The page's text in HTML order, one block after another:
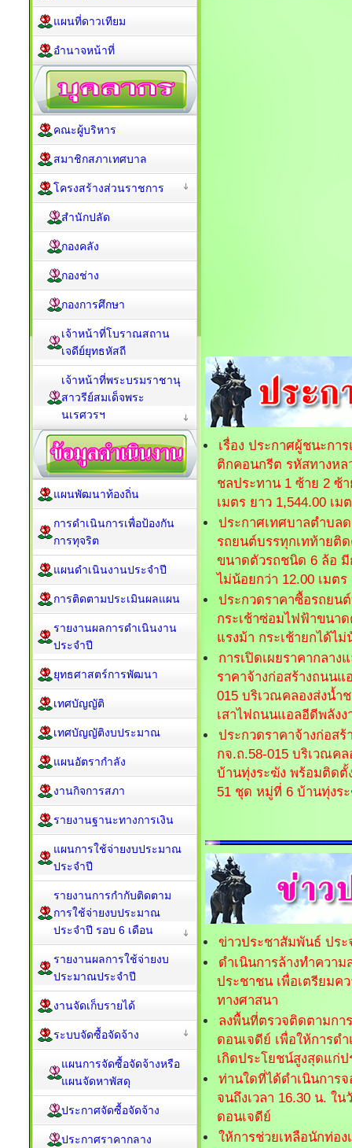
เรื่อง ประกาศผู้ชนะกา
ติกคอนกรีต รหัสทางหล
ชลประทาน 1 ซ้าย 2 ซ้
เมตร ยาว 1,544.00 เ
ประกาศเทศบาลตำบล
รถยนต์บรรทุกเทท้ายติ
ขนาดตัวรถชนิด 6 ล้อ มี
ไม่น้อยกว่า 12.00 เมต
ประกวดราคาซื้อรถยน
กระเช้าซ่อมไฟฟ้าขนา
แรงม้า กระเช้ายกได้ไ
การเปิดเผยราคากลา
ราคาจ้างก่อสร้างถนน
015 บริเวณคลองส่งน้ำ
เสาไฟถนนแอลอีดีพลัง
ประกวดราคาจ้างก่อส
กจ.ถ.58-015 บริเวณค
บ้านทุ่งระฆัง พร้อมติดตั้
51 ชุด หมู่ที่ 6 บ้านทุ่งร
ข่าวประชาสัมพันธ์ ประ
ดำเนินการล้างทำควา
ประชาชน เพื่อเตรียมค
ทางศาสนา
ลงพื้นที่ตรวจติดตามกา
ดอนเจดีย์ เพื่อให้การด
เกิดประโยชน์สูงสุดแก่
ท่านใดที่ได้ดำเนินการ
จนถึงเวลา 16.30 น. ใ
ดอนเจดีย์
ให้การช่วยเหลือนักท่อ
แผนที่ดาวเทียม
อำนาจหน้าที่
คณะผู้บริหาร
สมาชิกสภาเทศบาล
โครงสร้างส่วนราชการ
สำนักปลัด
กองคลัง
กองช่าง
กองการศึกษา
เจ้าหน้าที่โบราณสถาน
เจดีย์ยุทธหัสถี
เจ้าหน้าที่พระบรมราชานุ
สาวรีย์สมเด็จพระ
นเรศวรฯ
แผนพัฒนาท้องถิ่น
การดำเนินการเพื่อป้องกัน
การทุจริต
แผนดำเนินงานประจำปี
การติดตามประเมินผลแผน
รายงานผลการดำเนินงาน
ประจำปี
ยุทธศาสตร์การพัฒนา
เทศบัญญัติ
เทศบัญญัติงบประมาณ
แผนอัตรากำลัง
งานกิจการสภา
รายงานฐานะทางการเงิน
แผนการใช้จ่ายงบประมาณ
ประจำปี
รายงานการกำกับติดตาม
การใช้จ่ายงบประมาณ
ประจำปี รอบ 6 เดือน
รายงานผลการใช้จ่ายงบ
ประมาณประจำปี
งานจัดเก็บรายได้
ระบบจัดซื้อจัดจ้าง
แผนการจัดซื้อจัดจ้างหรือ
แผนจัดหาพัสดุ
ประกาศจัดซื้อจัดจ้าง
ประกาศราคากลาง